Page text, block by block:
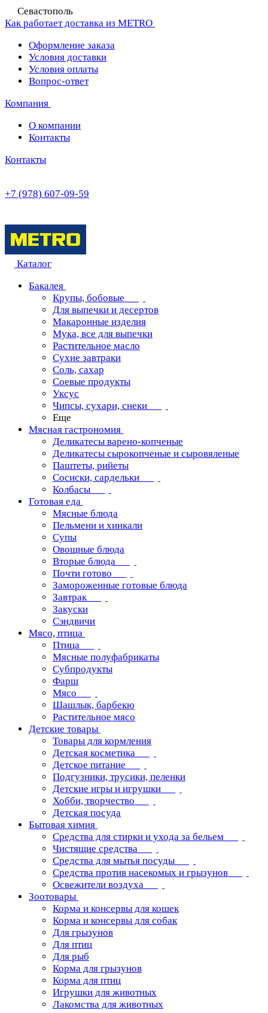
Севастополь
Как работает доставка из METRO
Оформление заказа
Условия доставки
Условия оплаты
Вопрос-ответ
Компания
О компании
Контакты
Контакты
+7 (978) 607-09-59
Каталог
Бакалея
Крупы, бобовые
Для выпечки и десертов
Макаронные изделия
Мука, все для выпечки
Растительное масло
Сухие завтраки
Соль, сахар
Соевые продукты
Уксус
Чипсы, сухари, снеки
Еще
Мясная гастрономия
Деликатесы варено-копченые
Деликатесы сырокопченые и сыровяленые
Паштеты, рийеты
Сосиски, сардельки
Колбасы
Готовая еда
Мясные блюда
Пельмени и хинкали
Супы
Овощные блюда
Вторые блюда
Почти готово
Замороженные готовые блюда
Завтрак
Закуски
Сэндвичи
Мясо, птица
Птица
Мясные полуфабрикаты
Субпродукты
Фарш
Мясо
Шашлык, барбекю
Растительное мясо
Детские товары
Товары для кормления
Детская косметика
Детское питание
Подгузники, трусики, пеленки
Детские игры и игрушки
Хобби, творчество
Детская посуда
Бытовая химия
Средства для стирки и ухода за бельем
Чистящие средства
Средства для мытья посуды
Средства против насекомых и грызунов
Освежители воздуха
Зоотовары
Корма и консервы для кошек
Корма и консервы для собак
Для грызунов
Для птиц
Для рыб
Корма для грызунов
Корма для птиц
Игрушки для животных
Лакомства для животных